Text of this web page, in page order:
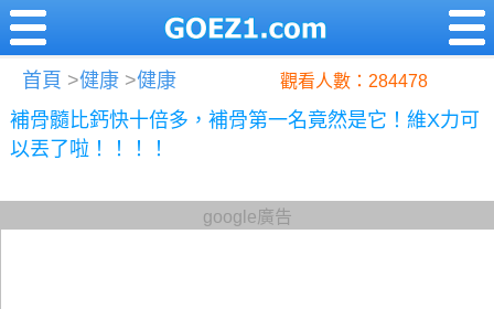
首頁 >健康 >健康 觀看人數：284478
補骨髓比鈣快十倍多，補骨第一名竟然是它！維X力可
以丟了啦！！！！
google廣告